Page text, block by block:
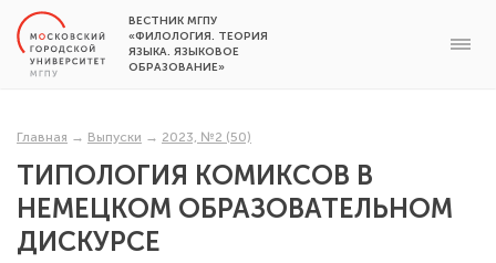
ВЕСТНИК МГПУ
«ФИЛОЛОГИЯ. ТЕОРИЯ
ЯЗЫКА. ЯЗЫКОВОЕ
ОБРАЗОВАНИЕ»
Главная → Выпуски → 2023, №2 (50)
ТИПОЛОГИЯ КОМИКСОВ В
НЕМЕЦКОМ ОБРАЗОВАТЕЛЬНОМ
ДИСКУРСЕ